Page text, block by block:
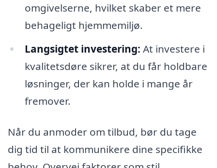
omgivelserne, hvilket skaber et mere
behageligt hjemmemiljø.
Langsigtet investering: At investere i
kvalitetsdøre sikrer, at du får holdbare
løsninger, der kan holde i mange år
fremover.
Når du anmoder om tilbud, bør du tage
dig tid til at kommunikere dine specifikke